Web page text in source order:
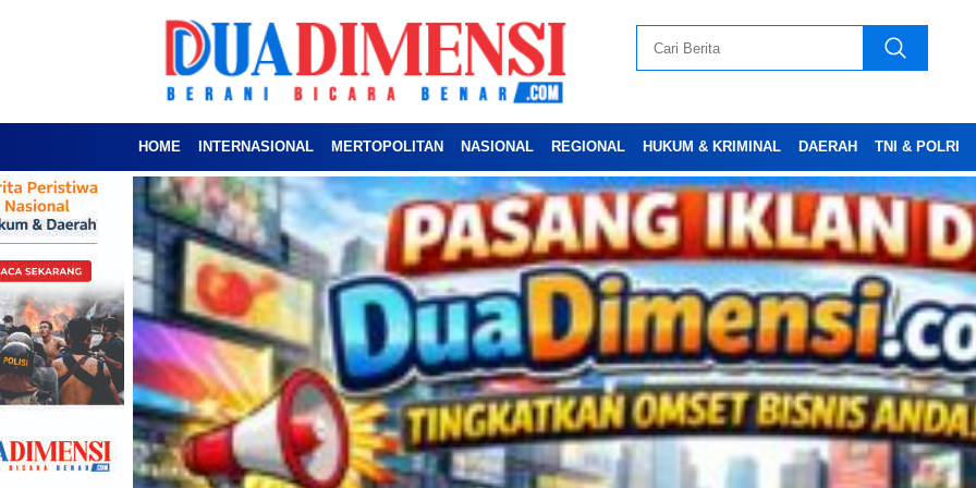
HOME INTERNASIONAL MERTOPOLITAN NASIONAL REGIONAL HUKUM & KRIMINAL DAERAH TNI & POLRI
Advertesment